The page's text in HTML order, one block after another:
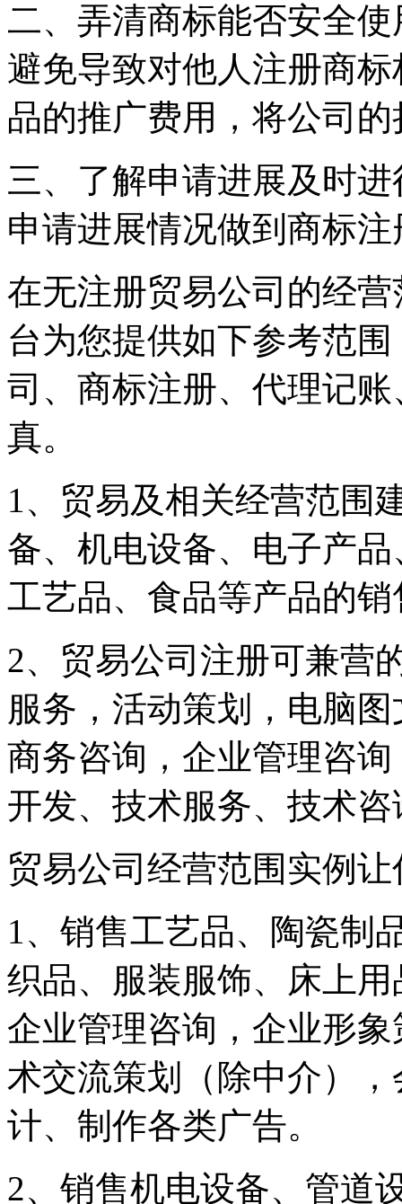
二、弄清商标能否安全
避免导致对他人注册商
品的推广费用，将公
三、了解申请进展及时
申请进展情况做到商标
在无注册贸易公司的经
台为您提供如下参考范
司、商标注册、代理记
真。
1、贸易及相关经营范围
备、机电设备、电子产
工艺品、食品等产品的销
2、贸易公司注册可兼营
服务，活动策划，电脑
商务咨询，企业管理咨
开发、技术服务、技术
贸易公司经营范围实例
1、销售工艺品、陶瓷制
织品、服装服饰、床上
企业管理咨询，企业形
术交流策划（除中介）
计、制作各类广告。
2、销售机电设备、管道